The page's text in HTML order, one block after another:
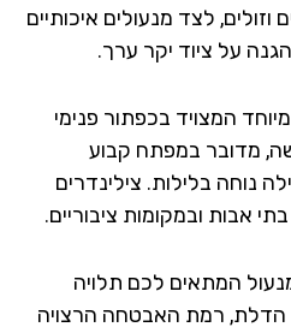
לצד מנעולים איכותיים
ציוד יקר ערך.
המצויד בכפתור פנימי
במפתח קבוע
בלילות. צילינדרים
ובמקומות ציבוריים.
המתאים לכם תלויה
רמת האבטחה הרצויה